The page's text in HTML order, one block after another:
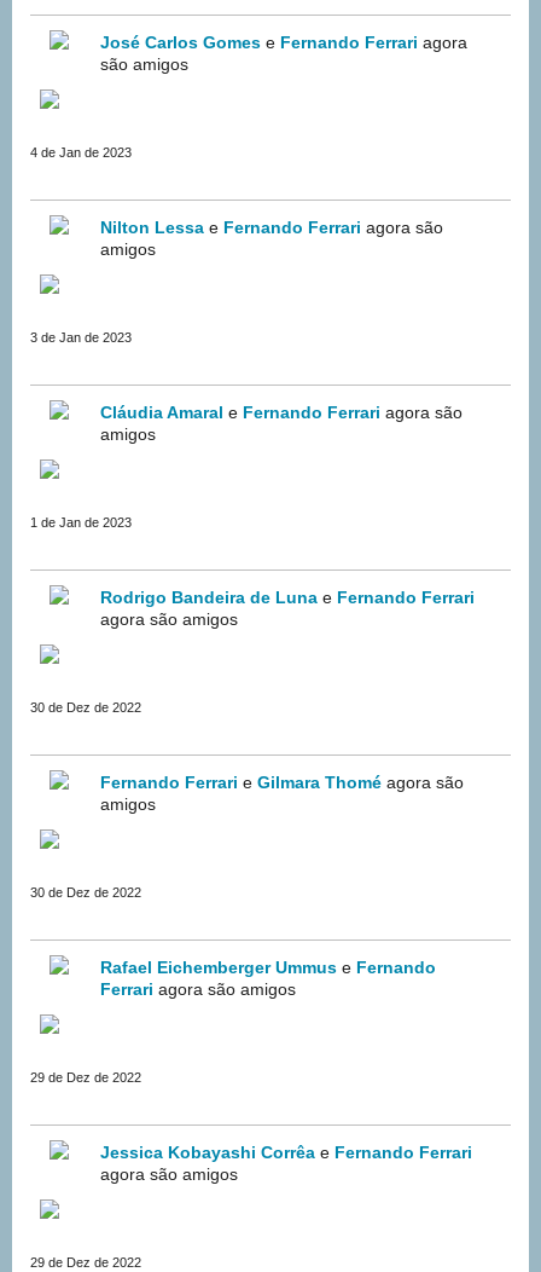
José Carlos Gomes e Fernando Ferrari agora
são amigos
4 de Jan de 2023
Nilton Lessa e Fernando Ferrari agora são
amigos
3 de Jan de 2023
Cláudia Amaral e Fernando Ferrari agora são
amigos
1 de Jan de 2023
Rodrigo Bandeira de Luna e Fernando Ferrari
agora são amigos
30 de Dez de 2022
Fernando Ferrari e Gilmara Thomé agora são
amigos
30 de Dez de 2022
Rafael Eichemberger Ummus e Fernando
Ferrari agora são amigos
29 de Dez de 2022
Jessica Kobayashi Corrêa e Fernando Ferrari
agora são amigos
29 de Dez de 2022